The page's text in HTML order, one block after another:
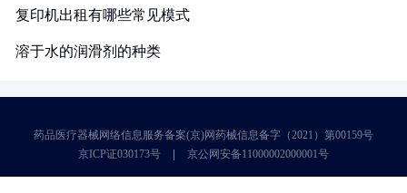
复印机出租有哪些常见模式
溶于水的润滑剂的种类
药品医疗器械网络信息服务备案(京)网药械信息备字（2021）第00159号
京ICP证030173号
京公网安备11000002000001号